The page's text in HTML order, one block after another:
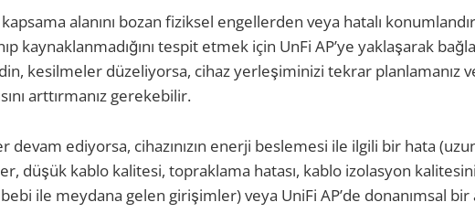
alanını bozan fiziksel engellerden veya hatalı
kaynaklanmadığını tespit etmek için UnFi AP’ye yaklaşarak
kesilmeler düzeliyorsa, cihaz yerleşiminizi tekrar planlamanız
arttırmanız gerekebilir.
devam ediyorsa, cihazınızın enerji beslemesi ile ilgili bir hata
düşük kablo kalitesi, topraklama hatası, kablo izolasyon
ile meydana gelen girişimler) veya UniFi AP’de donanımsal bir